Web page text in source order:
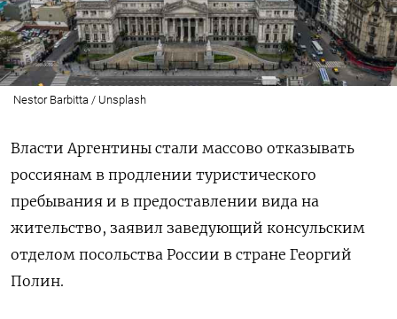
Nestor Barbitta / Unsplash
Власти Аргентины стали массово отказывать
россиянам в продлении туристического
пребывания и в предоставлении вида на
жительство, заявил заведующий консульским
отделом посольства России в стране Георгий
Полин.